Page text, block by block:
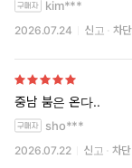
kim***
2026.07.24 신고 차단
중남 붐은 온다..
sho***
2026.07.22 신고 차단